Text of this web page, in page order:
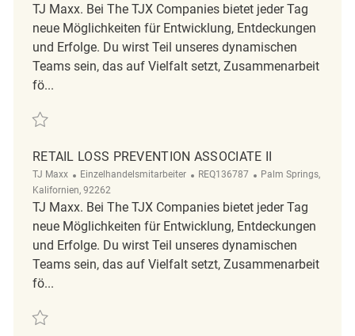
TJ Maxx. Bei The TJX Companies bietet jeder Tag
neue Möglichkeiten für Entwicklung, Entdeckungen
und Erfolge. Du wirst Teil unseres dynamischen
Teams sein, das auf Vielfalt setzt, Zusammenarbeit
fö...
Retten Retail Loss Prevention Associate II REQ138588
RETAIL LOSS PREVENTION ASSOCIATE II
TJ Maxx Kategorie
Einzelhandelsmitarbeiter ReqId
REQ136787 Ort
Palm Springs,
Kalifornien, 92262
TJ Maxx. Bei The TJX Companies bietet jeder Tag
neue Möglichkeiten für Entwicklung, Entdeckungen
und Erfolge. Du wirst Teil unseres dynamischen
Teams sein, das auf Vielfalt setzt, Zusammenarbeit
fö...
Retten Retail Loss Prevention Associate II REQ136787